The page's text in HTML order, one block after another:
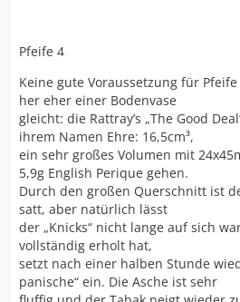
Pfeife 4
Keine gute Voraussetzung für
her eher einer Bodenvase
gleicht: die Rattray’s „The Good
ihrem Namen Ehre: 16,5cm³,
ein sehr großes Volumen mit
5,9g English Perique gehen.
Durch den großen Querschnitt ist
satt, aber natürlich lässt
der „Knicks“ nicht lange auf sich
vollständig erholt hat,
setzt nach einer halben Stunde
panische“ ein. Die Asche ist sehr